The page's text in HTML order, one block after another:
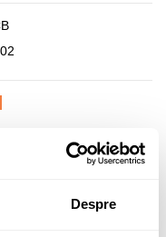
Despre